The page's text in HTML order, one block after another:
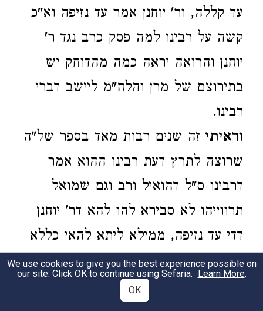
עד קללה, ור' יוחנן אמר עד נזיפה וא"כ
קשה על רבינו למה פסק כרב נגד ר'
יוחנן והרואה יראה כמה מהדוחק יש
בתירוצם של מרן והלח"מ ליישב דברי
רבינו.
וראיתי זה שנים רבות מאד בספר של"ה
שרוצה לתרץ דעת רבינו ההוא אמר
דרבינו ס"ל דהואיל ורב וגם שמואל
תרווייהו לא סבירא להו להא דר' יוחנן
דדי עד נזיפה, ממילא ליתא להאי כללא
דהלכה כר' יוחנן, דזה הכלל דהלכה כר'
יוחנן לא נאמר אלא היכא דפליג עם רב
We use cookies to give you the best experience possible on
our site. Click OK to continue using Sefaria. Learn More.
OK